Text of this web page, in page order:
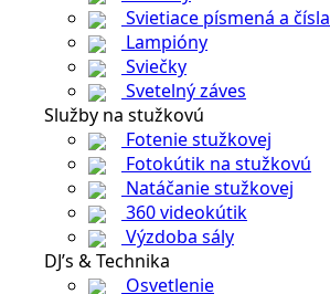
Svietiace písmená a čísla
Lampióny
Sviečky
Svetelný záves
Služby na stužkovú
Fotenie stužkovej
Fotokútik na stužkovú
Natáčanie stužkovej
360 videokútik
Výzdoba sály
DJ’s & Technika
Osvetlenie